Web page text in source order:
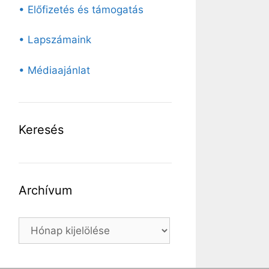
• Előfizetés és támogatás
• Lapszámaink
• Médiaajánlat
Keresés
Archívum
Archívum